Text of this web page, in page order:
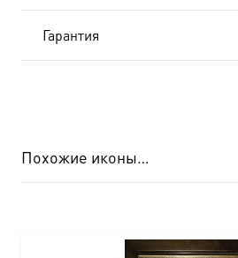
Гарантия
Похожие иконы…